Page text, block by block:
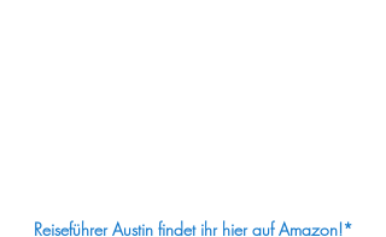
Reiseführer Austin findet ihr hier auf Amazon!*